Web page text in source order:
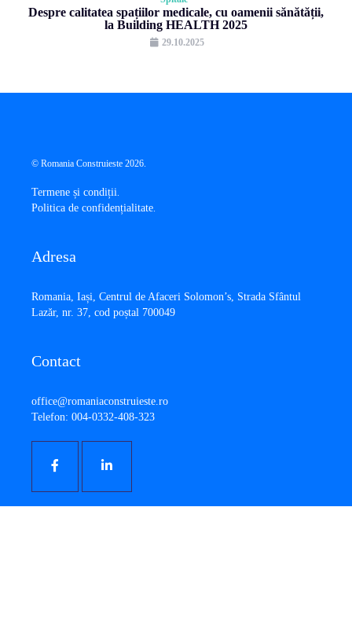
Despre calitatea spațiilor medicale, cu oamenii sănătății,
la Building HEALTH 2025
29.10.2025
© Romania Construieste 2026.
Termene și condiții.
Politica de confidențialitate.
Adresa
​Romania, Iași, Centrul de Afaceri Solomon’s, Strada Sfântul
Lazăr, nr. 37, cod poștal 700049
Contact
office@romaniaconstruieste.ro
Telefon: 004-0332-408-323